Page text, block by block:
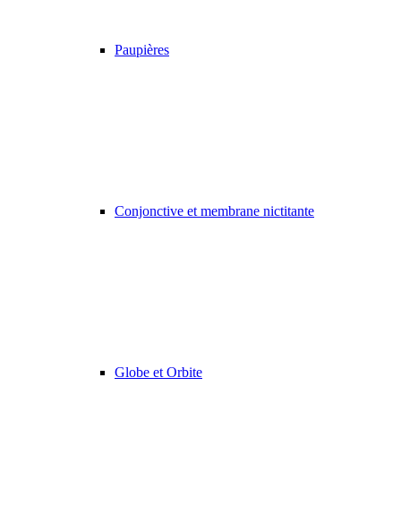
Paupières
Conjonctive et membrane nictitante
Globe et Orbite